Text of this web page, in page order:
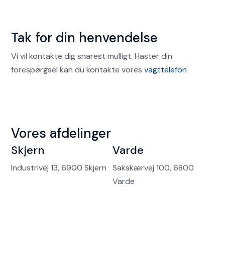
Tak for din henvendelse
Vi vil kontakte dig snarest mulligt. Haster din
forespørgsel kan du kontakte voresvagttelefon
Vores afdelinger
Skjern
Industrivej 13, 6900 Skjern
Varde
Sakskærvej 100, 6800
Varde